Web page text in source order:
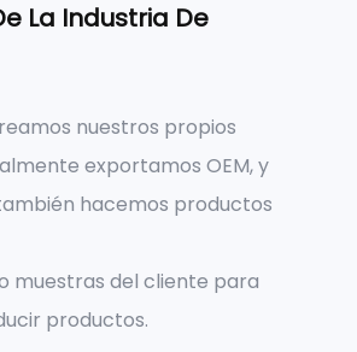
La Industria De
nuestros propios
exportamos OEM, y
hacemos productos
muestras del cliente para
productos.